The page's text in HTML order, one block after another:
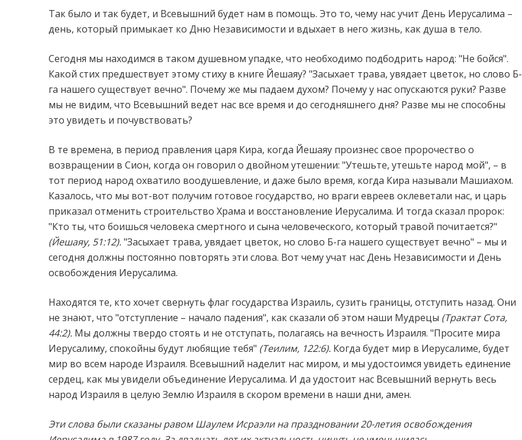
Так было и так будет, и Всевышний будет нам в помощь. Это то, чему нас учит День Иерусалима –
день, который примыкает ко Дню Независимости и вдыхает в него жизнь, как душа в тело.
Сегодня мы находимся в таком душевном упадке, что необходимо подбодрить народ: "Не бойся".
Какой стих предшествует этому стиху в книге Йешаяу? "Засыхает трава, увядает цветок, но слово Б-
га нашего существует вечно". Почему же мы падаем духом? Почему у нас опускаются руки? Разве
мы не видим, что Всевышний ведет нас все время и до сегодняшнего дня? Разве мы не способны
это увидеть и почувствовать?
В те времена, в период правления царя Кира, когда Йешаяу произнес свое пророчество о
возвращении в Сион, когда он говорил о двойном утешении: "Утешьте, утешьте народ мой", – в
тот период народ охватило воодушевление, и даже было время, когда Кира называли Машиахом.
Казалось, что мы вот-вот получим готовое государство, но враги евреев оклеветали нас, и царь
приказал отменить строительство Храма и восстановление Иерусалима. И тогда сказал пророк:
"Кто ты, что боишься человека смертного и сына человеческого, который травой почитается?"
(Йешаяу, 51:12)."Засыхает трава, увядает цветок, но слово Б-га нашего существует вечно" – мы и
сегодня должны постоянно повторять эти слова. Вот чему учат нас День Независимости и День
освобождения Иерусалима.
Находятся те, кто хочет свернуть флаг государства Израиль, сузить границы, отступить назад. Они
не знают, что "отступление – начало падения", как сказали об этом наши Мудрецы (Трактат Сота,
44:2). Мы должны твердо стоять и не отступать, полагаясь на вечность Израиля. "Просите мира
Иерусалиму, спокойны будут любящие тебя" (Теилим, 122:6). Когда будет мир в Иерусалиме, будет
мир во всем народе Израиля. Всевышний наделит нас миром, и мы удостоимся увидеть единение
сердец, как мы увидели объединение Иерусалима. И да удостоит нас Всевышний вернуть весь
народ Израиля в целую Землю Израиля в скором времени в наши дни, амен.
Эти слова были сказаны равом Шаулем Исраэли на праздновании 20-летия освобождения